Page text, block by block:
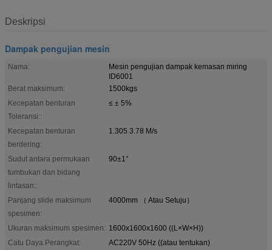
Deskripsi
Dampak pengujian mesin
Nama:
Mesin pengujian dampak kemasan miring
ID6001
Berat maksimum:
1500kgs
Kecepatan benturan
Toleransi::
≤ ± 5%
Kecepatan benturan
berdering:
1.305 3.78 M/s
Sudut antara permukaan
tumbukan dan bidang
lintasan::
90±1°
Panjang slide maksimum
spesimen:
4000mm （ Atau Setuju）
Ukuran maksimum spesimen: 1600x1600x1600 ((L×W×H))
Catu Daya Perangkat:
AC220V 50Hz ((atau tentukan)